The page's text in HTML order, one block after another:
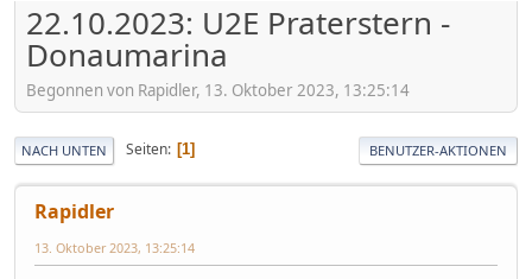
22.10.2023: U2E Praterstern -
Donaumarina
Begonnen von Rapidler, 13. Oktober 2023, 13:25:14
NACH UNTEN Seiten 1 BENUTZER-AKTIONEN
Rapidler
13. Oktober 2023, 13:25:14